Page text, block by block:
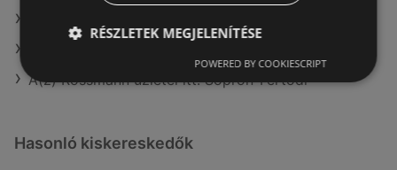
A(z) Rossmann üzletei itt: Sopron-Fertődi
Hasonló kiskereskedők
RÉSZLETEK MEGJELENÍTÉSE
POWERED BY COOKIESCRIPT